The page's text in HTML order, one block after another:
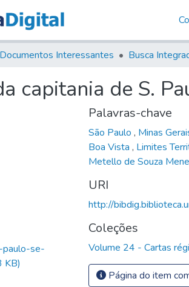
Documentos Interessantes Busca
capitania de S.
se-
KB)
Palavras-chave
São Paulo , Minas
Boa Vista , Limites
Metello de Souza
URI
http://
Coleções
Volume 24 - Cartas
Página do item